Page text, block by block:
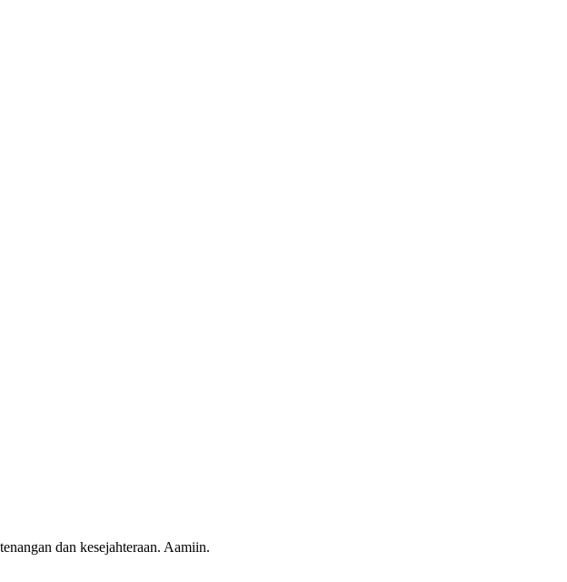
dan kesejahteraan. Aamiin.